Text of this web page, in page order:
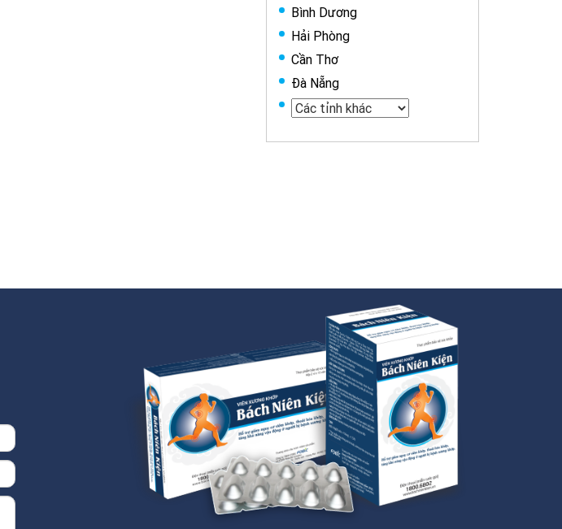
Bình Dương
Hải Phòng
Cần Thơ
Đà Nẵng